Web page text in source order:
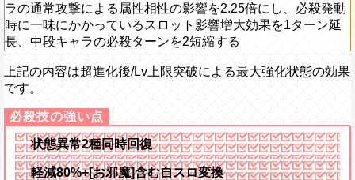
ラの通常攻撃による属性相性の影響を2.25倍にし、必殺発動
時に一味にかかっているスロット影響増大効果を1ターン延
長、中段キャラの必殺ターンを2短縮する
上記の内容は超進化後/Lv上限突破による最大強化状態の効果
です。
状態異常2種同時回復
軽減80%+[お邪魔]含む自スロ変換